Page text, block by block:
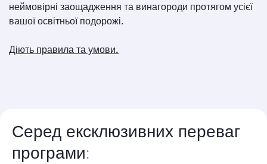
неймовірні заощадження та винагороди протягом усієї
вашої освітньої подорожі.
Діють правила та умови.
Серед ексклюзивних переваг
програми: